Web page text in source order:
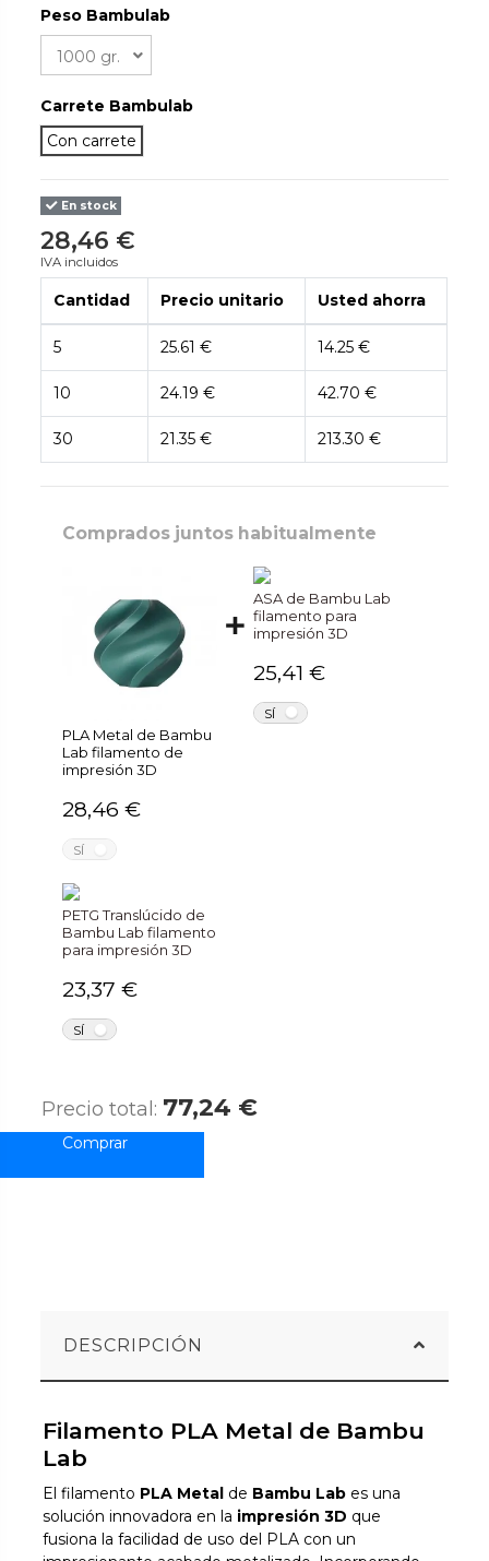
Peso Bambulab
Carrete Bambulab
Con carrete
En stock
28,46 €
IVA incluidos
Cantidad Precio unitario Usted ahorra
5 25.61 € 14.25 €
10 24.19 € 42.70 €
30 21.35 € 213.30 €
Comprados juntos habitualmente
PLA Metal de Bambu
Lab filamento de
impresión 3D
28,46 €
SÍ
ASA de Bambu Lab
filamento para
impresión 3D
25,41 €
SÍ
PETG Translúcido de
Bambu Lab filamento
para impresión 3D
23,37 €
SÍ
Precio total: 77,24 €
DESCRIPCIÓN
Filamento PLA Metal de Bambu
Lab
El filamento PLA Metal de Bambu Lab es una
solución innovadora en la impresión 3D que
fusiona la facilidad de uso del PLA con un